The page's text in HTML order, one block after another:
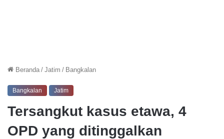
Beranda / Jatim / Bangkalan
Bangkalan Jatim
Tersangkut kasus etawa, 4
OPD yang ditinggalkan